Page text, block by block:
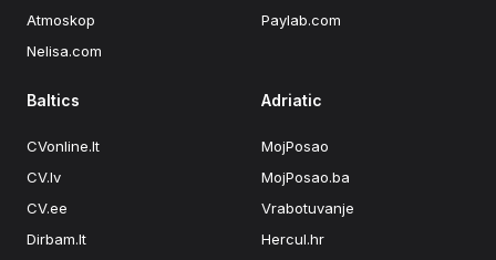
Atmoskop
Nelisa.com
Paylab.com
Baltics
CVonline.lt
CV.lv
CV.ee
Dirbam.lt
Adriatic
MojPosao
MojPosao.ba
Vrabotuvanje
Hercul.hr